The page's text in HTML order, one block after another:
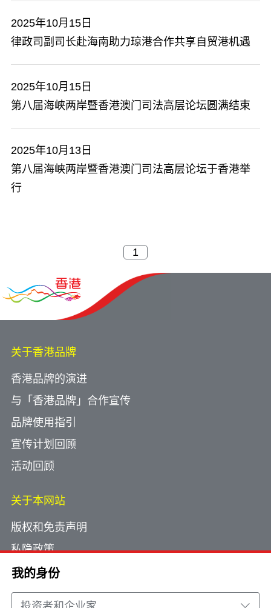
我的身份
2025年10月15日
律政司副司长赴海南助力琼港合作共享自贸港机遇
2025年10月15日
第八届海峡两岸暨香港澳门司法高层论坛圆满结束
2025年10月13日
第八届海峡两岸暨香港澳门司法高层论坛于香港举
行
关于香港品牌
香港品牌的演进
与「香港品牌」合作宣传
品牌使用指引
宣传计划回顾
活动回顾
关于本网站
版权和免责声明
私隐政策
使用小型文字档案
网页指南